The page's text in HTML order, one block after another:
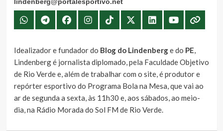
Idealizador e fundador do Blog do Lindenberge do PE,
Lindenberg é jornalista diplomado, pela Faculdade Objetivo
de Rio Verde e, além de trabalhar com o site, é produtor e
repórter esportivo do Programa Bola na Mesa, que vai ao
ar de segunda a sexta, às 11h30 e, aos sábados, ao meio-
dia, na Rádio Morada do Sol FM de Rio Verde.